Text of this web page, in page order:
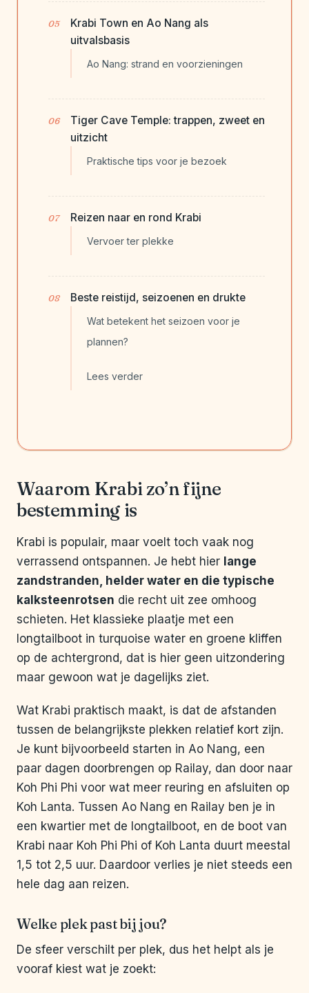
Krabi Town en Ao Nang als
uitvalsbasis
Ao Nang: strand en voorzieningen
Tiger Cave Temple: trappen, zweet en
uitzicht
Praktische tips voor je bezoek
Reizen naar en rond Krabi
Vervoer ter plekke
Beste reistijd, seizoenen en drukte
Wat betekent het seizoen voor je
plannen?
Lees verder
Waarom Krabi zo’n fijne
bestemming is
Krabi is populair, maar voelt toch vaak nog
verrassend ontspannen. Je hebt hier lange
zandstranden, helder water en die typische
kalksteenrotsen die recht uit zee omhoog
schieten. Het klassieke plaatje met een
longtailboot in turquoise water en groene kliffen
op de achtergrond, dat is hier geen uitzondering
maar gewoon wat je dagelijks ziet.
Wat Krabi praktisch maakt, is dat de afstanden
tussen de belangrijkste plekken relatief kort zijn.
Je kunt bijvoorbeeld starten in Ao Nang, een
paar dagen doorbrengen op Railay, dan door naar
Koh Phi Phi voor wat meer reuring en afsluiten op
Koh Lanta. Tussen Ao Nang en Railay ben je in
een kwartier met de longtailboot, en de boot van
Krabi naar Koh Phi Phi of Koh Lanta duurt meestal
1,5 tot 2,5 uur. Daardoor verlies je niet steeds een
hele dag aan reizen.
Welke plek past bij jou?
De sfeer verschilt per plek, dus het helpt als je
vooraf kiest wat je zoekt: